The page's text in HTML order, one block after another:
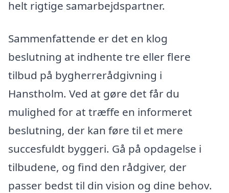
helt rigtige samarbejdspartner.
Sammenfattende er det en klog
beslutning at indhente tre eller flere
tilbud på bygherrerådgivning i
Hanstholm. Ved at gøre det får du
mulighed for at træffe en informeret
beslutning, der kan føre til et mere
succesfuldt byggeri. Gå på opdagelse i
tilbudene, og find den rådgiver, der
passer bedst til din vision og dine behov.